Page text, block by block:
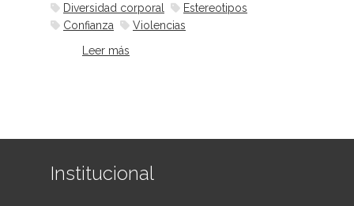
Diversidad corporal
Estereotipos
Confianza
Violencias
Leer más
Institucional